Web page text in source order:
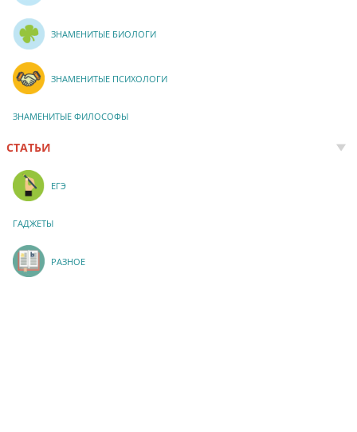
ЗНАМЕНИТЫЕ БИОЛОГИ
ЗНАМЕНИТЫЕ ПСИХОЛОГИ
ЗНАМЕНИТЫЕ ФИЛОСОФЫ
СТАТЬИ
ЕГЭ
ГАДЖЕТЫ
РАЗНОЕ